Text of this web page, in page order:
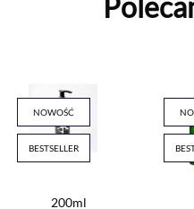
NOWOŚĆ
BESTSELLER
200ml